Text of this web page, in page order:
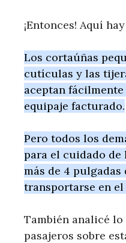
¡Entonces! Aquí
Los cortaúñas
cutículas y las
aceptan
equipaje facturado.
Pero todos los
para el cuidado de
más de 4 pulgadas
transportarse en
También analicé
pasajeros sobre